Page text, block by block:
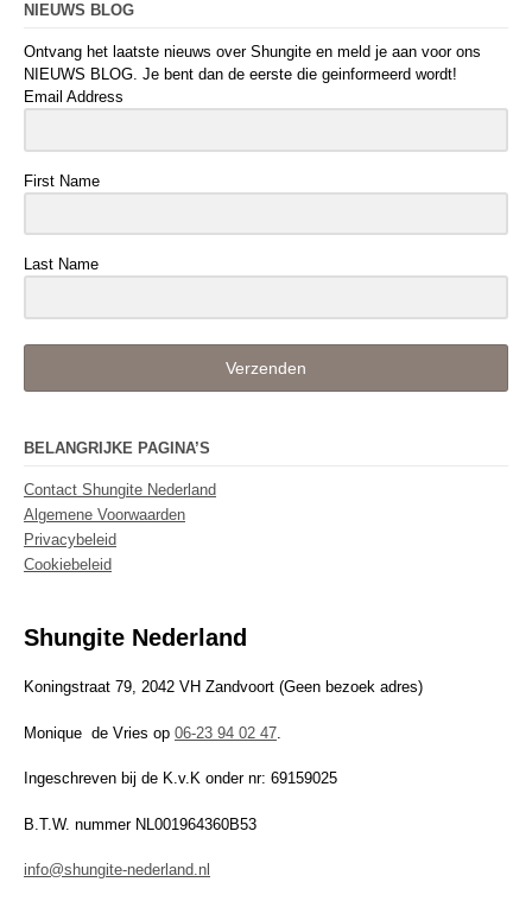
NIEUWS BLOG
Ontvang het laatste nieuws over Shungite en meld je aan voor ons
NIEUWS BLOG. Je bent dan de eerste die geinformeerd wordt!
Email Address
First Name
Last Name
Verzenden
BELANGRIJKE PAGINA’S
Contact Shungite Nederland
Algemene Voorwaarden
Privacybeleid
Cookiebeleid
Shungite Nederland
Koningstraat 79, 2042 VH Zandvoort (Geen bezoek adres)
Monique de Vries op 06-23 94 02 47
Ingeschreven bij de K.v.K onder nr: 69159025
B.T.W. nummer NL001964360B53
info@shungite-nederland.nl